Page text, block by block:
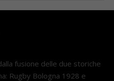
fusione delle due storiche
Rugby Bologna 1928 e